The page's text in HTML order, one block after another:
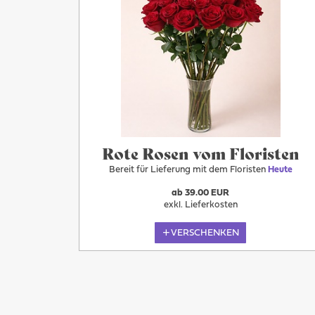
Rote Rosen vom Floristen
Bereit für Lieferung mit dem Floristen Heute
ab 39.00 EUR
exkl. Lieferkosten
VERSCHENKEN